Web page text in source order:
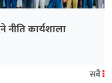
नीति कार्यशाला
सबै